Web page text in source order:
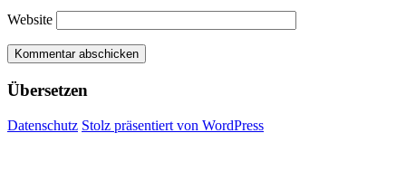
Website
Übersetzen
Datenschutz Stolz präsentiert von WordPress